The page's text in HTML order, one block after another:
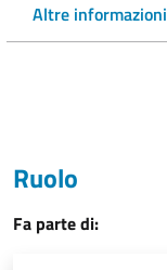
Altre informazioni
Ruolo
Fa parte di: